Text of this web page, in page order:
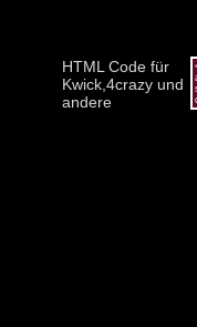
HTML Code für
Kwick,4crazy und
andere